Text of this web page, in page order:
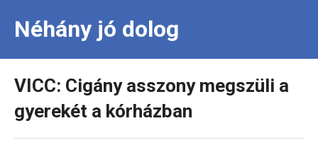
Néhány jó dolog
VICC: Cigány asszony megszüli a
gyerekét a kórházban